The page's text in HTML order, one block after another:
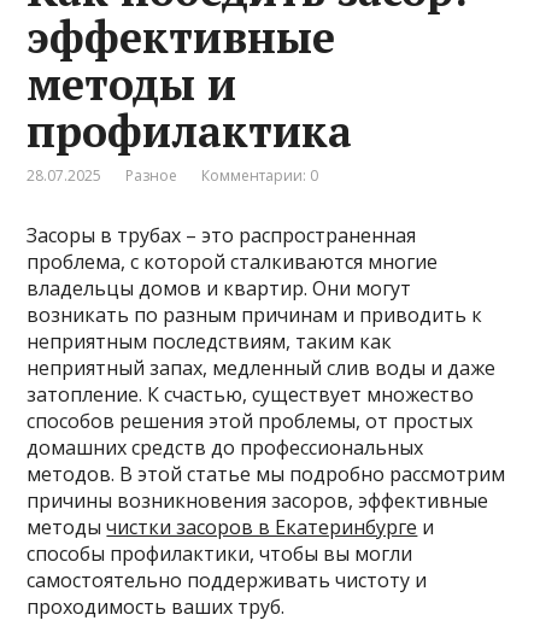
эффективные
методы и
профилактика
28.07.2025 Разное Комментарии: 0
Засоры в трубах – это распространенная
проблема, с которой сталкиваются многие
владельцы домов и квартир. Они могут
возникать по разным причинам и приводить к
неприятным последствиям, таким как
неприятный запах, медленный слив воды и даже
затопление. К счастью, существует множество
способов решения этой проблемы, от простых
домашних средств до профессиональных
методов. В этой статье мы подробно рассмотрим
причины возникновения засоров, эффективные
методычистки засоров в Екатеринбурге и
способы профилактики, чтобы вы могли
самостоятельно поддерживать чистоту и
проходимость ваших труб.